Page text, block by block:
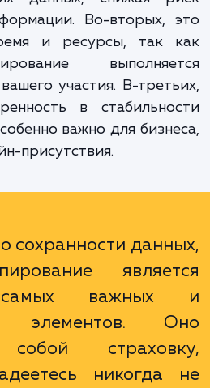
вы могли
такой услуги
первых, это
данных, снижая
Во-вторых,
в
особенно важно для
присутствия.